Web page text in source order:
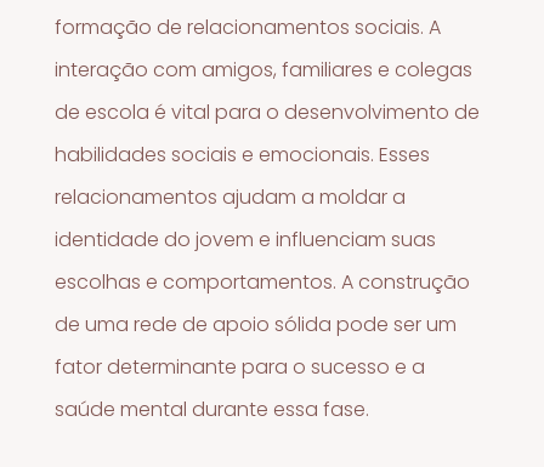
formação de relacionamentos sociais. A
interação com amigos, familiares e colegas
de escola é vital para o desenvolvimento de
habilidades sociais e emocionais. Esses
relacionamentos ajudam a moldar a
identidade do jovem e influenciam suas
escolhas e comportamentos. A construção
de uma rede de apoio sólida pode ser um
fator determinante para o sucesso e a
saúde mental durante essa fase.